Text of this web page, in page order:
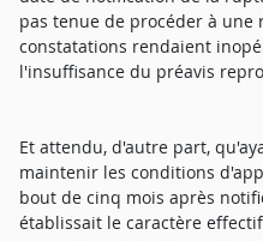
pas tenue de procéder à une
constatations rendaient
l'insuffisance du préavis
Et attendu, d'autre part,
maintenir les conditions
bout de cinq mois après
établissait le caractère